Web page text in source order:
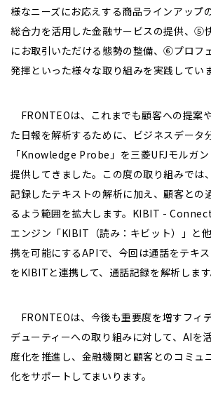
様なニーズにお応えする商品ラインアップ
総合力を活用した金融サービスの提供、⑤
にお取引いただける態勢の整備、⑥プロフ
発揮といった様々な取り組みを実践していま
FRONTEOは、これまでも顧客への提案
た日報を解析するために、ビジネスデータ
「Knowledge Probe」を三菱UFJモルガ
提供してきました。この度の取り組みでは
記録したテキストの解析に加え、顧客との
るよう範囲を拡大します。KIBIT -
エンジン「KIBIT（読み：キビット）」と
携を可能にするAPIで、今回は通話をテキ
をKIBITと連携して、通話記録を解析します
FRONTEOは、今後も重要度を増すフィ
デューティーへの取り組みに対して、AIを
度化を推進し、金融機関と顧客とのコミュ
化をサポートしてまいります。